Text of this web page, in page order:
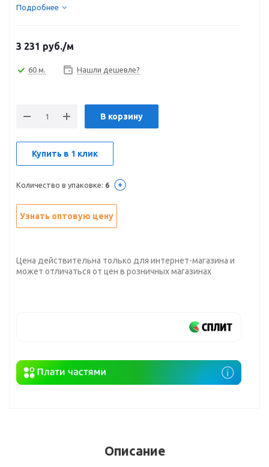
Подробнее
3 231 руб./м
60 м. Нашли дешевле?
В корзину
Купить в 1 клик
Количество в упаковке: 6
Узнать оптовую цену
Цена действительна только для интернет-магазина и
может отличаться от цен в розничных магазинах
Описание